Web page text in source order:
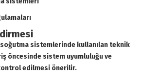
sistemlerinde kullanılan teknik
öncesinde sistem uyumluluğu ve
edilmesi önerilir.